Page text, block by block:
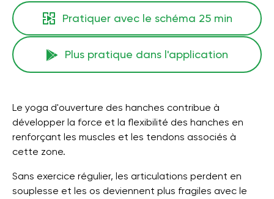
Pratiquer avec le schéma 25 min
Plus pratique dans l'application
Le yoga d'ouverture des hanches contribue à
développer la force et la flexibilité des hanches en
renforçant les muscles et les tendons associés à
cette zone.
Sans exercice régulier, les articulations perdent en
souplesse et les os deviennent plus fragiles avec le